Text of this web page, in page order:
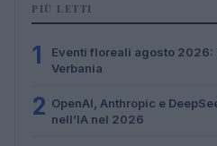
PIÙ LETTI
1
Eventi floreali agosto 2026:
Verbania
2 OpenAI, Anthropic e
nell’IA nel 2026